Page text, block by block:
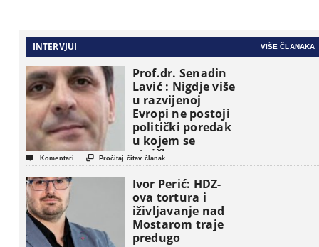
INTERVJUI VIŠE ČLANAKA
Prof.dr. Senadin
Lavić : Nigdje više
u razvijenoj
Evropi ne postoji
politički poredak
u kojem se
etničke grupe
pojavljuju kao
osnovne
političke jedinice
 Komentari  Pročitaj čitav članak
Ivor Perić: HDZ-
ova tortura i
iživljavanje nad
Mostarom traje
predugo